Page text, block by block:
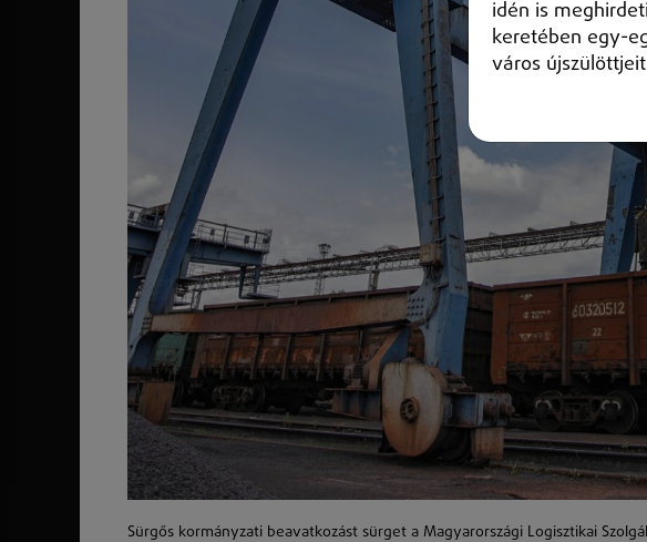
Sürgős kormányzati beavatkozást sürget a Magyarországi Logisztikai
idén is
keretében egy-
város